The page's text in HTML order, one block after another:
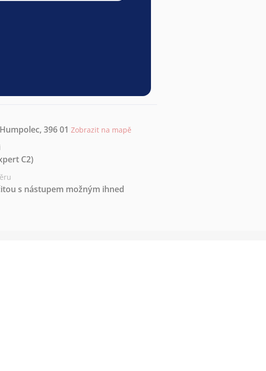
396 01 Zobrazit na mapě
C2)
s nástupem možným ihned